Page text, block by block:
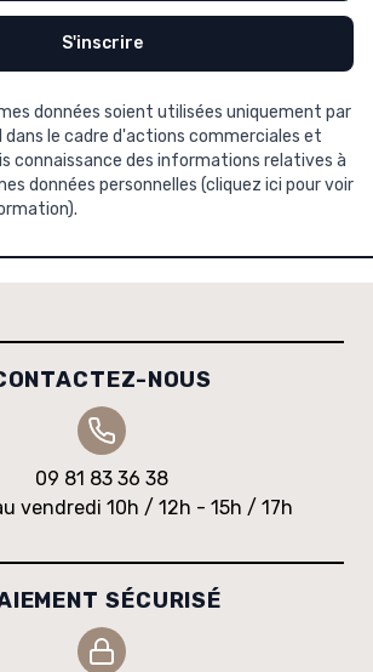
S'inscrire
données soient utilisées uniquement par
dans le cadre d'actions commerciales et
connaissance des informations relatives à
données personnelles (cliquez ici pour voir
).
NOUS
09 81 83 36 38
vendredi 10h / 12h - 15h / 17h
SÉCURISÉ